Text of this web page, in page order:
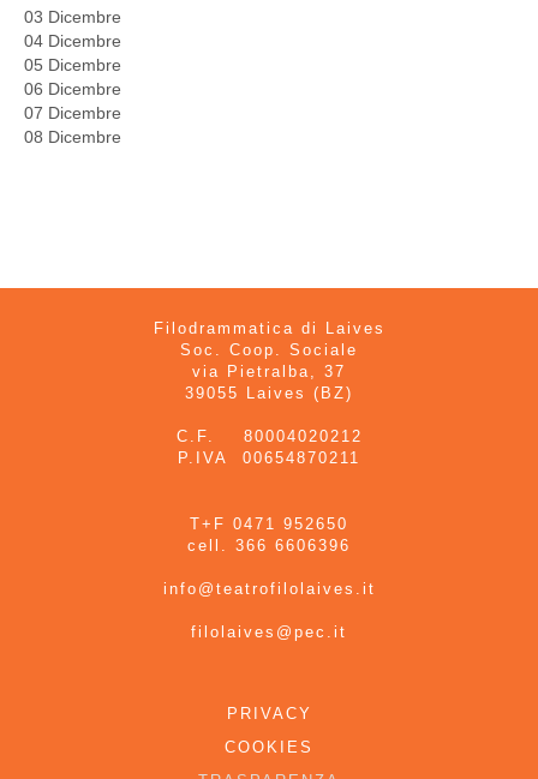
03 Dicembre
04 Dicembre
05 Dicembre
06 Dicembre
07 Dicembre
08 Dicembre
Filodrammatica di Laives
Soc. Coop. Sociale
via Pietralba, 37
39055 Laives (BZ)
C.F. 80004020212
P.IVA 00654870211
T+F 0471 952650
cell. 366 6606396
info@teatrofilolaives.it
filolaives@pec.it
PRIVACY
COOKIES